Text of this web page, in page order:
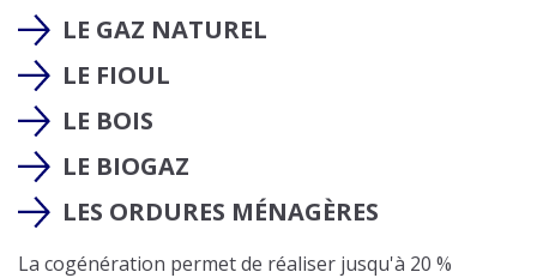
LE GAZ NATUREL
LE FIOUL
LE BOIS
LE BIOGAZ
LES ORDURES MÉNAGÈRES
La cogénération permet de réaliser jusqu'à 20 %